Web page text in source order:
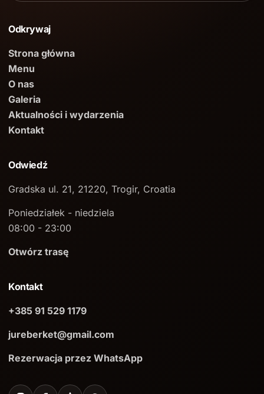
Odkrywaj
Strona główna
Menu
O nas
Galeria
Aktualności i wydarzenia
Kontakt
Odwiedź
Gradska ul. 21, 21220, Trogir, Croatia
Poniedziałek - niedziela
08:00 - 23:00
Otwórz trasę
Kontakt
+385 91 529 1179
jureberket@gmail.com
Rezerwacja przez WhatsApp